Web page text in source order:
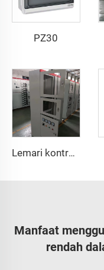
PZ30
Lemari kontrol/panel
Manfaat
rendah